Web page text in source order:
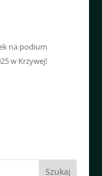
na podium
w Krzywej!